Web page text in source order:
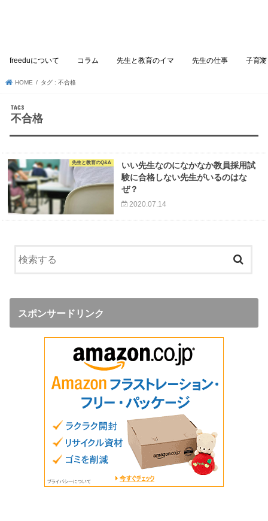
freeduについて コラム 先生と教育のイマ 先生の仕事 子育て
HOME タグ : 不合格
不合格
先生と教育のQ&A
いい先生なのになかなか教員採用試
験に合格しない先生がいるのはな
ぜ？
2020.07.14
スポンサードリンク